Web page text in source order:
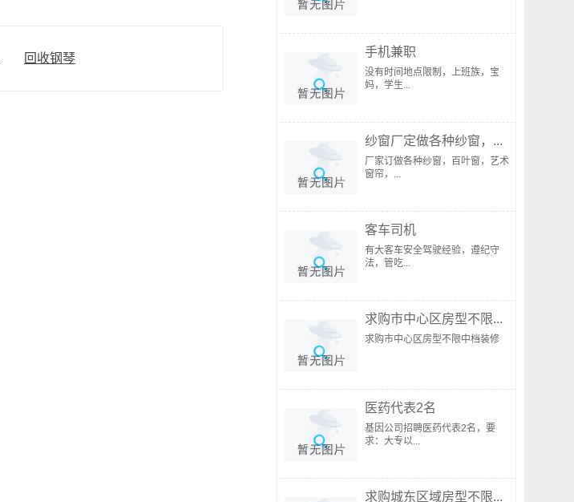
回收钢琴 手机兼职
没有时间地点限制，上班族，宝
妈，学生...
纱窗厂定做各种纱窗，...
厂家订做各种纱窗，百叶窗，艺术
窗帘，...
客车司机
有大客车安全驾驶经验，遵纪守
法，管吃...
求购市中心区房型不限...
求购市中心区房型不限中档装修
医药代表2名
基因公司招聘医药代表2名，要
求：大专以...
求购城东区域房型不限...